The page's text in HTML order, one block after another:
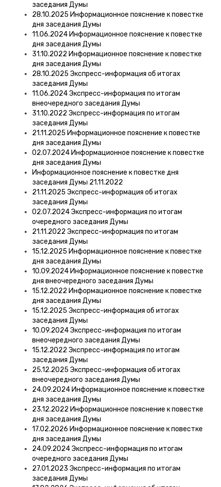
заседания Думы
28.10.2025 Информационное пояснение к повестке
дня заседания Думы
11.06.2024 Информационное пояснение к повестке
дня заседания Думы
31.10.2022 Информационное пояснение к повестке
дня заседания Думы
28.10.2025 Экспресс-информация об итогах
заседания Думы
11.06.2024 Экспресс-информация по итогам
внеочередного заседания Думы
31.10.2022 Экспресс-информация по итогам
заседания Думы
21.11.2025 Информационное пояснение к повестке
дня заседания Думы
02.07.2024 Информационное пояснение к повестке
дня заседания Думы
Информационное пояснение к повестке дня
заседания Думы 21.11.2022
21.11.2025 Экспресс-информация об итогах
заседания Думы
02.07.2024 Экспресс-информация по итогам
очередного заседания Думы
21.11.2022 Экспресс-информация по итогам
заседания Думы
15.12.2025 Информационное пояснение к повестке
дня заседания Думы
10.09.2024 Информационное пояснение к повестке
дня внеочередного заседания Думы
15.12.2022 Информационное пояснение к повестке
дня заседания Думы
15.12.2025 Экспресс-информация об итогах
заседания Думы
10.09.2024 Экспресс-информация по итогам
внеочередного заседания Думы
15.12.2022 Экспресс-информация по итогам
заседания Думы
25.12.2025 Экспресс-информация об итогах
внеочередного заседания Думы
24.09.2024 Информационное пояснение к повестке
дня заседания Думы
23.12.2022 Информационное пояснение к повестке
дня заседания Думы
17.02.2026 Информационное пояснение к повестке
дня заседания Думы
24.09.2024 Экспресс-информация по итогам
очередного заседания Думы
27.01.2023 Экспресс-информация по итогам
заседания Думы